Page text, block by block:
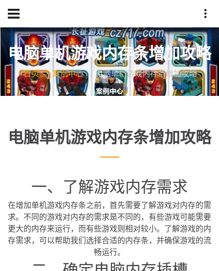
电脑单机游戏内存条增加攻略
首页 案例中心 电脑单机游戏内存条增加攻略
电脑单机游戏内存条增加攻略
一、了解游戏内存需求
在增加单机游戏内存条之前，首先需要了解游戏对内存的需
求。不同的游戏对内存的需求是不同的，有些游戏可能需要
更大的内存来运行，而有些游戏则相对较小。了解游戏的内
存需求，可以帮助我们选择合适的内存条，并确保游戏的流
畅运行。